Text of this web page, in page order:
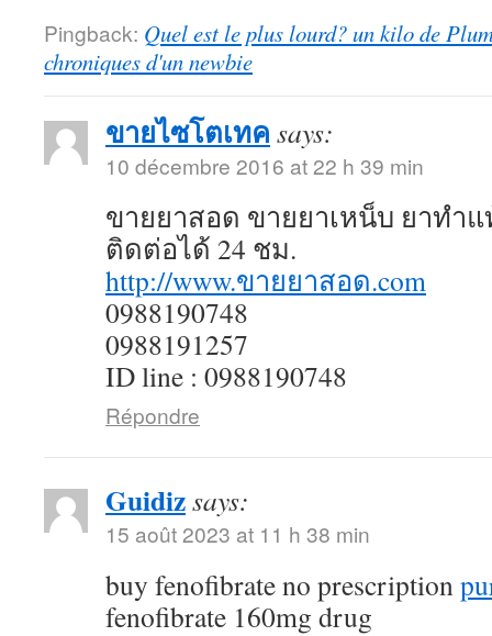
Pingback: Quel est le plus lourd? un kilo de
chroniques d'un newbie
ขายไซโตเทค says:
10 décembre 2016 at 22 h 39 min
ขายยาสอด ขายยาเหน็บ ยาทำแ
ติดต่อได้ 24 ชม.
http://www.ขายยาสอด.com
0988190748
0988191257
ID line : 0988190748
Répondre
Guidizsays:
15 août 2023 at 11 h 38 min
buy fenofibrate no prescription
fenofibrate 160mg drug